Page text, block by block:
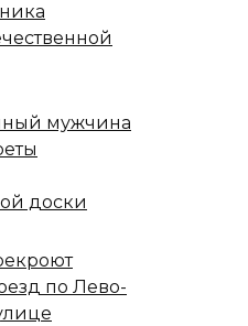
мужчина
доски
по Лево-